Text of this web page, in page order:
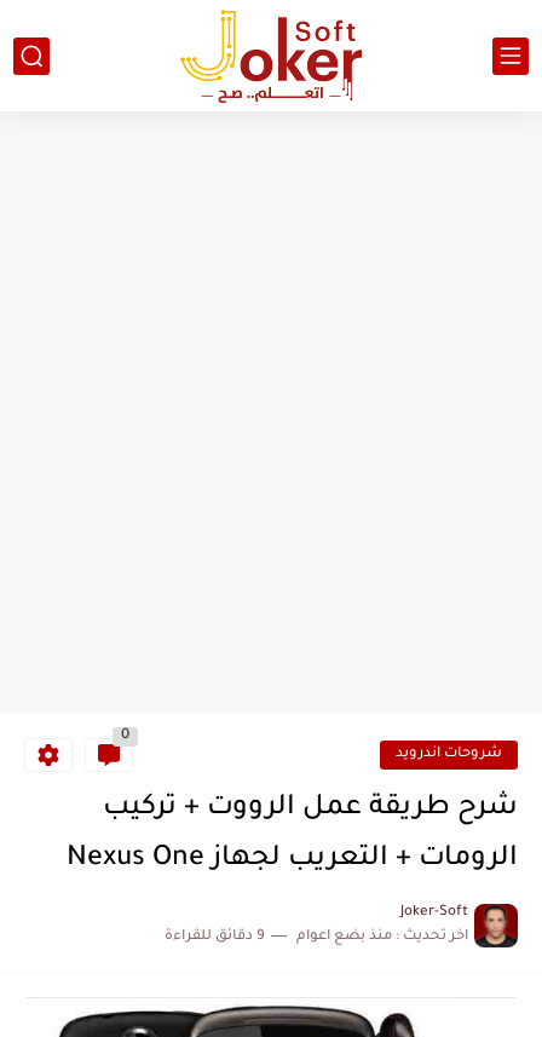
شروحات اندرويد
0
شرح طريقة عمل الرووت + تركيب
الرومات + التعريب لجهاز Nexus One
Joker-Soft
اخر تحديث : منذ بضع اعوام 9 دقائق للقراءة